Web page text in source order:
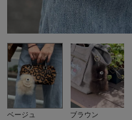
ベージュ ブラウン